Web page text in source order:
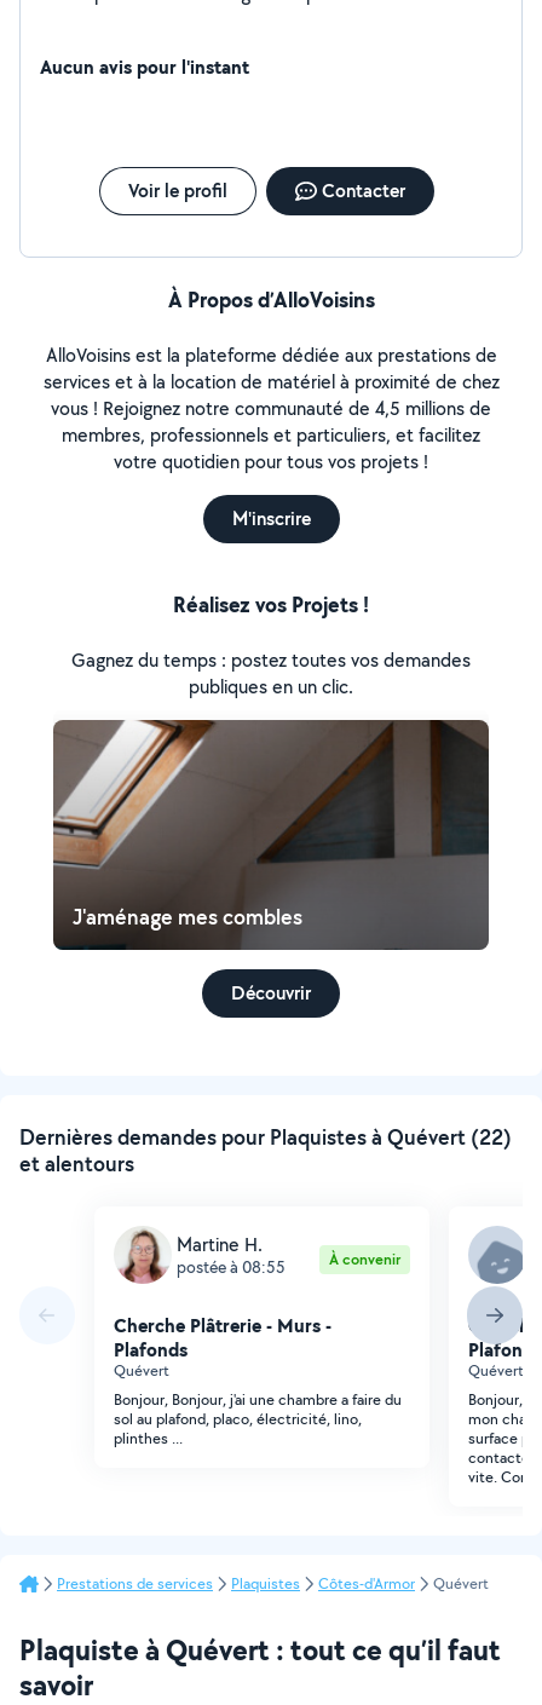
Aucun avis pour l'instant
Voir le profil Contacter
À Propos d’AlloVoisins
AlloVoisins est la plateforme dédiée aux prestations de
services et à la location de matériel à proximité de chez
vous ! Rejoignez notre communauté de 4,5 millions de
membres, professionnels et particuliers, et facilitez
votre quotidien pour tous vos projets !
M'inscrire
Réalisez vos Projets !
Gagnez du temps : postez toutes vos demandes
publiques en un clic.
J'aménage mes combles
Découvrir
Dernières demandes pour Plaquistes à Quévert (22)
et alentours
Martine H.
postée à 08:55 À convenir
Cherche Plâtrerie - Murs -
Plafonds
Quévert
Bonjour, Bonjour, j'ai une chambre a faire du
sol au plafond, placo, électricité, lino,
plinthes ...
Plafonds
Quévert
Bonjour, J'
mon
surface
contacter,
vite.
Prestations de services Plaquistes Côtes-d'Armor Quévert
Plaquiste à Quévert : tout ce qu’il faut
savoir